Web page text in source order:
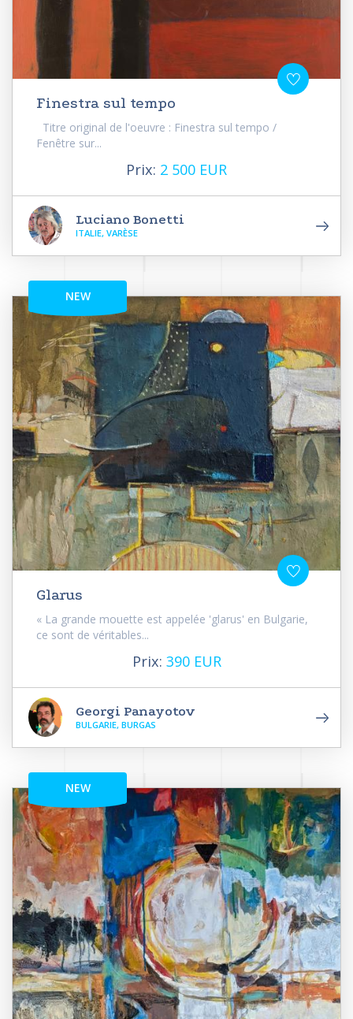
Finestra sul tempo
Titre original de l'oeuvre : Finestra sul tempo /
Fenêtre sur...
Prix: 2 500 EUR
Luciano Bonetti
ITALIE, VARÈSE
NEW
Glarus
« La grande mouette est appelée 'glarus' en Bulgarie,
ce sont de véritables...
Prix: 390 EUR
Georgi Panayotov
BULGARIE, BURGAS
NEW